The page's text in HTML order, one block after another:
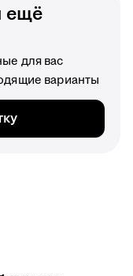
ещё
для вас
варианты